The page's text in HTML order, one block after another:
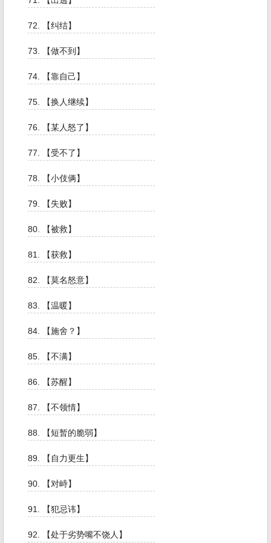
72. 【纠结】
73. 【做不到】
74. 【靠自己】
75. 【换人继续】
76. 【某人怒了】
77. 【受不了】
78. 【小伎俩】
79. 【失败】
80. 【被救】
81. 【获救】
82. 【莫名怒意】
83. 【温暖】
84. 【施舍？】
85. 【不满】
86. 【苏醒】
87. 【不领情】
88. 【短暂的脆弱】
89. 【自力更生】
90. 【对峙】
91. 【犯忌讳】
92. 【处于劣势嘴不饶人】